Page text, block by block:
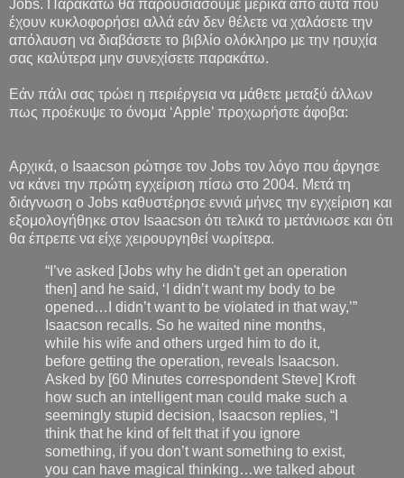
Jobs. Παρακάτω θα παρουσιάσουμε μερικά από αυτά που
έχουν κυκλοφορήσει αλλά εάν δεν θέλετε να χαλάσετε την
απόλαυση να διαβάσετε το βιβλίο ολόκληρο με την ησυχία
σας καλύτερα μην συνεχίσετε παρακάτω.
Εάν πάλι σας τρώει η περιέργεια να μάθετε μεταξύ άλλων
πως προέκυψε το όνομα ‘Apple’ προχωρήστε άφοβα:
Αρχικά, ο Isaacson ρώτησε τον Jobs τον λόγο που άργησε
να κάνει την πρώτη εγχείριση πίσω στο 2004. Μετά τη
διάγνωση ο Jobs καθυστέρησε εννιά μήνες την εγχείριση και
εξομολογήθηκε στον Isaacson ότι τελικά το μετάνιωσε και ότι
θα έπρεπε να είχε χειρουργηθεί νωρίτερα.
“I’ve asked [Jobs why he didn't get an operation
then] and he said, ‘I didn’t want my body to be
opened…I didn’t want to be violated in that way,’”
Isaacson recalls. So he waited nine months,
while his wife and others urged him to do it,
before getting the operation, reveals Isaacson.
Asked by [60 Minutes correspondent Steve] Kroft
how such an intelligent man could make such a
seemingly stupid decision, Isaacson replies, “I
think that he kind of felt that if you ignore
something, if you don’t want something to exist,
you can have magical thinking…we talked about